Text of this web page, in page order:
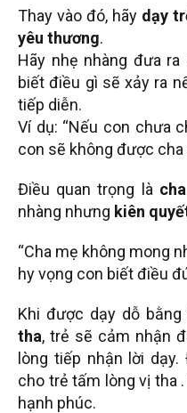
Thay vào đó, hãy dạy
yêu thương.
Hãy nhẹ nhàng đưa ra
biết điều gì sẽ xảy ra
tiếp diễn.
Ví dụ: “Nếu con chưa
con sẽ không được cha
Điều quan trọng là
nhàng nhưng kiên
“Cha mẹ không mong
hy vọng con biết điều
Khi được dạy dỗ
tha, trẻ sẽ cảm nhận
lòng tiếp nhận lời
cho trẻ tấm lòng vị tha
hạnh phúc.